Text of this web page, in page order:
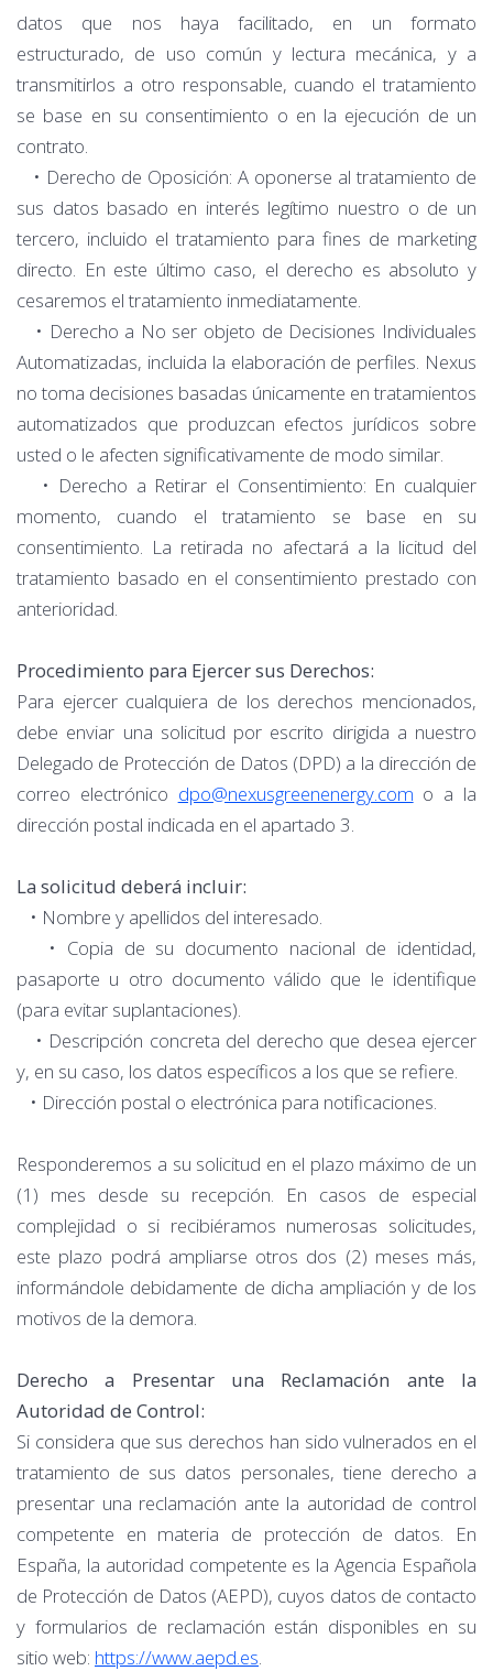
datos que nos haya facilitado, en un formato
estructurado, de uso común y lectura mecánica, y a
transmitirlos a otro responsable, cuando el tratamiento
se base en su consentimiento o en la ejecución de un
contrato.
• Derecho de Oposición: A oponerse al tratamiento de
sus datos basado en interés legítimo nuestro o de un
tercero, incluido el tratamiento para fines de marketing
directo. En este último caso, el derecho es absoluto y
cesaremos el tratamiento inmediatamente.
• Derecho a No ser objeto de Decisiones Individuales
Automatizadas, incluida la elaboración de perfiles. Nexus
no toma decisiones basadas únicamente en tratamientos
automatizados que produzcan efectos jurídicos sobre
usted o le afecten significativamente de modo similar.
• Derecho a Retirar el Consentimiento: En cualquier
momento, cuando el tratamiento se base en su
consentimiento. La retirada no afectará a la licitud del
tratamiento basado en el consentimiento prestado con
anterioridad.
Procedimiento para Ejercer sus Derechos:
Para ejercer cualquiera de los derechos mencionados,
debe enviar una solicitud por escrito dirigida a nuestro
Delegado de Protección de Datos (DPD) a la dirección de
correo electrónico dpo@nexusgreenenergy.com o a la
dirección postal indicada en el apartado 3.
La solicitud deberá incluir:
• Nombre y apellidos del interesado.
• Copia de su documento nacional de identidad,
pasaporte u otro documento válido que le identifique
(para evitar suplantaciones).
• Descripción concreta del derecho que desea ejercer
y, en su caso, los datos específicos a los que se refiere.
• Dirección postal o electrónica para notificaciones.
Responderemos a su solicitud en el plazo máximo de un
(1) mes desde su recepción. En casos de especial
complejidad o si recibiéramos numerosas solicitudes,
este plazo podrá ampliarse otros dos (2) meses más,
informándole debidamente de dicha ampliación y de los
motivos de la demora.
Derecho a Presentar una Reclamación ante la
Autoridad de Control:
Si considera que sus derechos han sido vulnerados en el
tratamiento de sus datos personales, tiene derecho a
presentar una reclamación ante la autoridad de control
competente en materia de protección de datos. En
España, la autoridad competente es la Agencia Española
de Protección de Datos (AEPD), cuyos datos de contacto
y formularios de reclamación están disponibles en su
sitio web: https://www.aepd.es.